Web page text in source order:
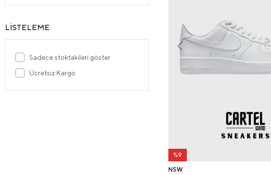
LİSTELEME
Sadece stoktakileri göster
Ücretsiz Kargo
%9
NSW